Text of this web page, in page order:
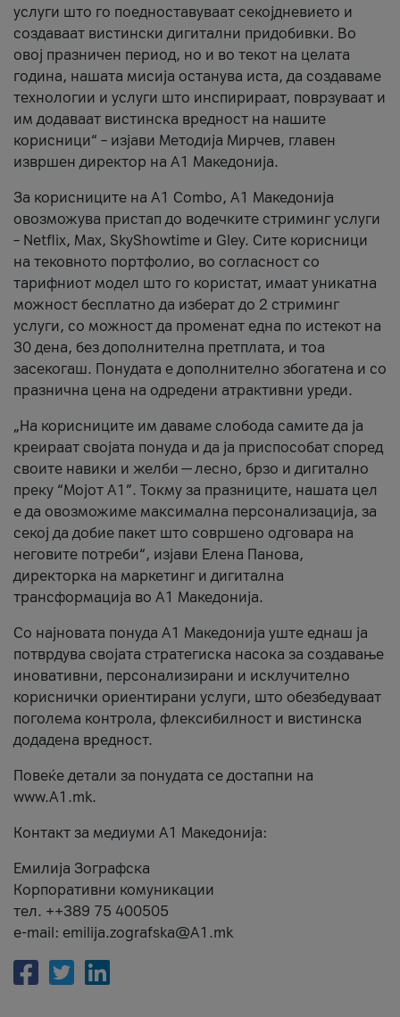
услуги што го поедноставуваат секојдневието и
создаваат вистински дигитални придобивки. Во
овој празничен период, но и во текот на целата
година, нашата мисија останува иста, да создаваме
технологии и услуги што инспирираат, поврзуваат и
им додаваат вистинска вредност на нашите
корисници“ – изјави Методија Мирчев, главен
извршен директор на А1 Македонија.
За корисниците на A1 Combo, А1 Македонија
овозможува пристап до водечките стриминг услуги
– Netflix, Max, SkyShowtime и Gley. Сите корисници
на тековното портфолио, во согласност со
тарифниот модел што го користат, имаат уникатна
можност бесплатно да изберат до 2 стриминг
услуги, со можност да променат една по истекот на
30 дена, без дополнителна претплата, и тоа
засекогаш. Понудата е дополнително збогатена и со
празнична цена на одредени атрактивни уреди.
„На корисниците им даваме слобода самите да ја
креираат својата понуда и да ја приспособат според
своите навики и желби — лесно, брзо и дигитално
преку “Мојот А1”. Токму за празниците, нашата цел
е да овозможиме максимална персонализација, за
секој да добие пакет што совршено одговара на
неговите потреби“, изјави Елена Панова,
директорка на маркетинг и дигитална
трансформација во А1 Македонија.
Со најновата понуда А1 Македонија уште еднаш ја
потврдува својата стратегиска насока за создавање
иновативни, персонализирани и исклучително
кориснички ориентирани услуги, што обезбедуваат
поголема контрола, флексибилност и вистинска
додадена вредност.
Повеќе детали за понудата се достапни на
www.А1.mk.
Контакт за медиуми А1 Македонија:
Емилија Зографска
Корпоративни комуникации
тел. ++389 75 400505
e-mail: emilija.zografska@A1.mk